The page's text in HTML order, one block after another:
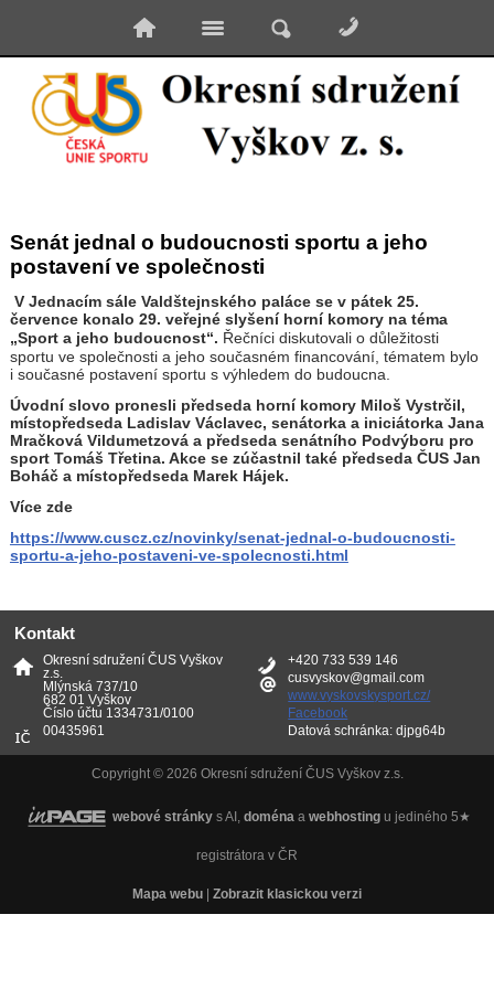
Senát jednal o budoucnosti sportu a jeho
postavení ve společnosti
V Jednacím sále Valdštejnského paláce se v pátek 25.
července konalo 29. veřejné slyšení horní komory na téma
„Sport a jeho budoucnost“. Řečníci diskutovali o důležitosti
sportu ve společnosti a jeho současném financování, tématem bylo
i současné postavení sportu s výhledem do budoucna.
Úvodní slovo pronesli předseda horní komory Miloš Vystrčil,
místopředseda Ladislav Václavec, senátorka a iniciátorka Jana
Mračková Vildumetzová a předseda senátního Podvýboru pro
sport Tomáš Třetina. Akce se zúčastnil také předseda ČUS Jan
Boháč a místopředseda Marek Hájek.
Více zde
https://www.cuscz.cz/novinky/senat-jednal-o-budoucnosti-
sportu-a-jeho-postaveni-ve-spolecnosti.html
Kontakt
Okresní sdružení ČUS Vyškov
z.s.
Mlýnská 737/10
682 01 Vyškov
Číslo účtu 1334731/0100
00435961
+420 733 539 146
cusvyskov@gmail.com
www.vyskovskysport.cz/
Facebook
Datová schránka: djpg64b
Copyright © 2026 Okresní sdružení ČUS Vyškov z.s.
webové stránky s AI, doména a webhosting u jediného 5★
registrátora v ČR
Mapa webu Zobrazit klasickou verzi